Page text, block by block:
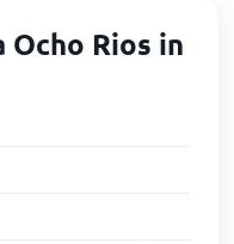
Rios in